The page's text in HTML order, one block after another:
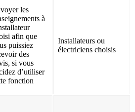
les
à
afin que
puissiez
des
si vous
d’utiliser
fonction
Installateurs ou
électriciens choisis